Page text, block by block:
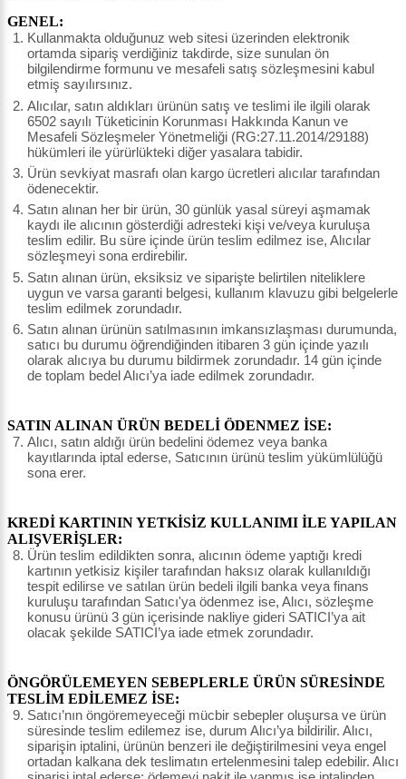
GENEL:
Kullanmakta olduğunuz web sitesi üzerinden elektronik
ortamda sipariş verdiğiniz takdirde, size sunulan ön
bilgilendirme formunu ve mesafeli satış sözleşmesini kabul
etmiş sayılırsınız.
Alıcılar, satın aldıkları ürünün satış ve teslimi ile ilgili olarak
6502 sayılı Tüketicinin Korunması Hakkında Kanun ve
Mesafeli Sözleşmeler Yönetmeliği (RG:27.11.2014/29188)
hükümleri ile yürürlükteki diğer yasalara tabidir.
Ürün sevkiyat masrafı olan kargo ücretleri alıcılar tarafından
ödenecektir.
Satın alınan her bir ürün, 30 günlük yasal süreyi aşmamak
kaydı ile alıcının gösterdiği adresteki kişi ve/veya kuruluşa
teslim edilir. Bu süre içinde ürün teslim edilmez ise, Alıcılar
sözleşmeyi sona erdirebilir.
Satın alınan ürün, eksiksiz ve siparişte belirtilen niteliklere
uygun ve varsa garanti belgesi, kullanım klavuzu gibi belgelerle
teslim edilmek zorundadır.
Satın alınan ürünün satılmasının imkansızlaşması durumunda,
satıcı bu durumu öğrendiğinden itibaren 3 gün içinde yazılı
olarak alıcıya bu durumu bildirmek zorundadır. 14 gün içinde
de toplam bedel Alıcı’ya iade edilmek zorundadır.
SATIN ALINAN ÜRÜN BEDELİ ÖDENMEZ İSE:
Alıcı, satın aldığı ürün bedelini ödemez veya banka
kayıtlarında iptal ederse, Satıcının ürünü teslim yükümlülüğü
sona erer.
KREDİ KARTININ YETKİSİZ KULLANIMI İLE YAPILAN
ALIŞVERİŞLER:
Ürün teslim edildikten sonra, alıcının ödeme yaptığı kredi
kartının yetkisiz kişiler tarafından haksız olarak kullanıldığı
tespit edilirse ve satılan ürün bedeli ilgili banka veya finans
kuruluşu tarafından Satıcı'ya ödenmez ise, Alıcı, sözleşme
konusu ürünü 3 gün içerisinde nakliye gideri SATICI’ya ait
olacak şekilde SATICI’ya iade etmek zorundadır.
ÖNGÖRÜLEMEYEN SEBEPLERLE ÜRÜN SÜRESİNDE
TESLİM EDİLEMEZ İSE:
Satıcı’nın öngöremeyeceği mücbir sebepler oluşursa ve ürün
süresinde teslim edilemez ise, durum Alıcı’ya bildirilir. Alıcı,
siparişin iptalini, ürünün benzeri ile değiştirilmesini veya engel
ortadan kalkana dek teslimatın ertelenmesini talep edebilir. Alıcı